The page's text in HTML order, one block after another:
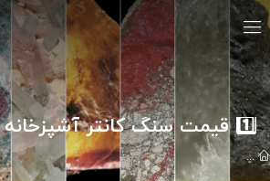
مقالات 1️⃣ قیمت سنگ کانتر آشپزخانه | لیست قیمت انواع سنگ کابینت + راهنمای خرید 2026